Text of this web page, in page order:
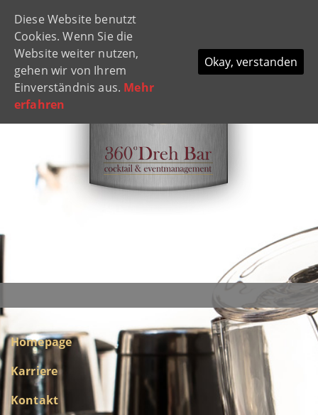
Homepage
Karriere
Kontakt
Diese Website benutzt
Cookies. Wenn Sie die
Website weiter nutzen,
gehen wir von Ihrem
Einverständnis aus. Mehr
erfahren
Okay, verstanden